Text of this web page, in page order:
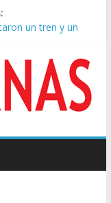
un tren y un
de Mayo de
representante
privada, Bullrich
judicial” el